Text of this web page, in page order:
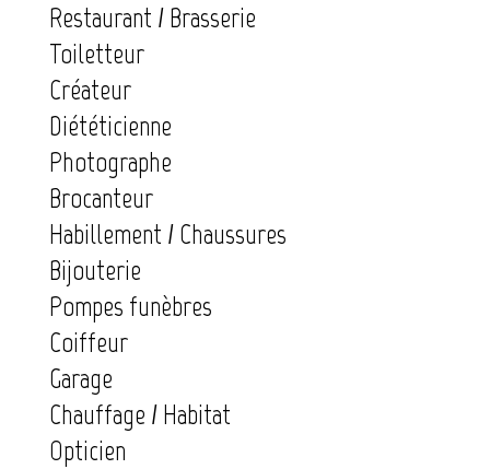
Restaurant / Brasserie
Toiletteur
Créateur
Diététicienne
Photographe
Brocanteur
Habillement / Chaussures
Bijouterie
Pompes funèbres
Coiffeur
Garage
Chauffage / Habitat
Opticien